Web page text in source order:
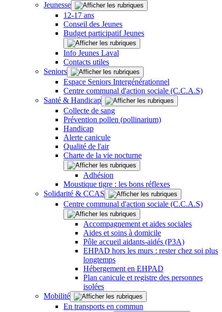
Jeunesse
12-17 ans
Conseil des Jeunes
Budget participatif Jeunes
Info Jeunes Laval
Contacts utiles
Seniors
Espace Seniors Intergénérationnel
Centre communal d'action sociale (C.C.A.S)
Santé & Handicap
Collecte de sang
Prévention pollen (pollinarium)
Handicap
Alerte canicule
Qualité de l'air
Charte de la vie nocturne
Adhésion
Moustique tigre : les bons réflexes
Solidarité & CCAS
Centre communal d'action sociale (C.C.A.S)
Accompagnement et aides sociales
Aides et soins à domicile
Pôle accueil aidants-aidés (P3A)
EHPAD hors les murs : rester chez soi plus
longtemps
Hébergement en EHPAD
Plan canicule et registre des personnes
isolées
Mobilité
En transports en commun